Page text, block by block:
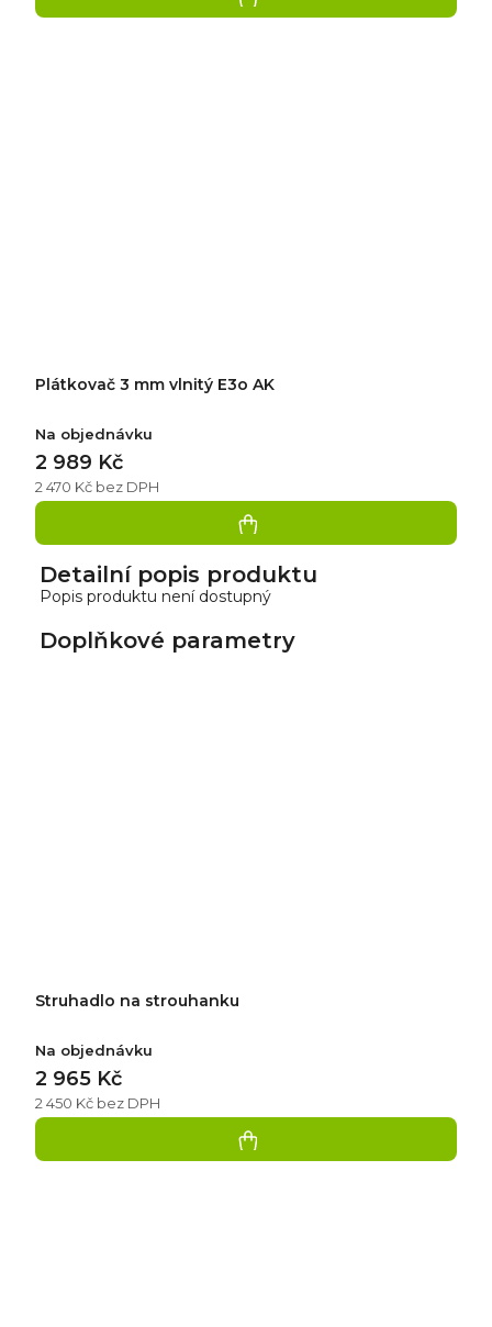
Plátkovač 3 mm vlnitý E3o AK
Na objednávku
2 470 Kč bez DPH
2 989 Kč
Detailní popis produktu
Popis produktu není dostupný
Doplňkové parametry
Struhadlo na strouhanku
Na objednávku
2 450 Kč bez DPH
2 965 Kč